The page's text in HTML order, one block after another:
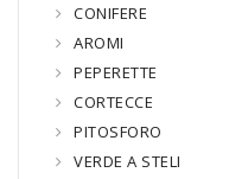
CONIFERE
AROMI
PEPERETTE
CORTECCE
PITOSFORO
VERDE A STELI